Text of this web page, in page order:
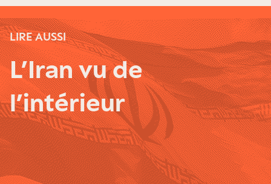
LIRE AUSSI
L’Iran vu de
l’intérieur